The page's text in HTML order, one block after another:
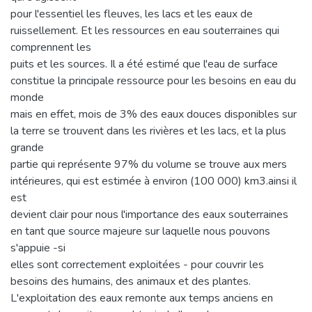
pour l'essentiel les fleuves, les lacs et les eaux de
ruissellement. Et les ressources en eau souterraines qui
comprennent les
puits et les sources. Il a été estimé que l'eau de surface
constitue la principale ressource pour les besoins en eau du
monde
mais en effet, mois de 3% des eaux douces disponibles sur
la terre se trouvent dans les rivières et les lacs, et la plus
grande
partie qui représente 97% du volume se trouve aux mers
intérieures, qui est estimée à environ (100 000) km3.ainsi il
est
devient clair pour nous l'importance des eaux souterraines
en tant que source majeure sur laquelle nous pouvons
s'appuie -si
elles sont correctement exploitées - pour couvrir les
besoins des humains, des animaux et des plantes.
L'exploitation des eaux remonte aux temps anciens en